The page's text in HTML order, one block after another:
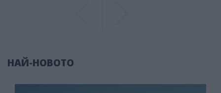
НАЙ-НОВОТО